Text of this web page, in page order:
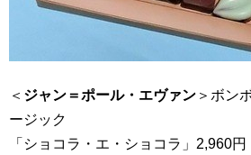
＜ ジャン＝ポール・エヴァン ＞ボン
ージック
「ショコラ・エ・ショコラ」2,960円